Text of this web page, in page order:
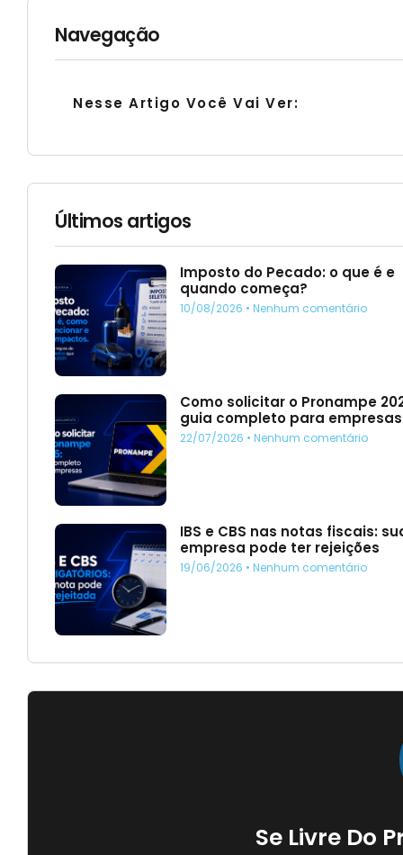
Navegação
Nesse Artigo Você Vai Ver:
Últimos artigos
Imposto do Pecado: o que é e
quando começa?
10/08/2026 Nenhum comentário
Como solicitar o Pronampe
guia completo para empresas
22/07/2026 Nenhum comentário
IBS e CBS nas notas fiscais:
empresa pode ter rejeições
19/06/2026 Nenhum comentário
Se Livre Do